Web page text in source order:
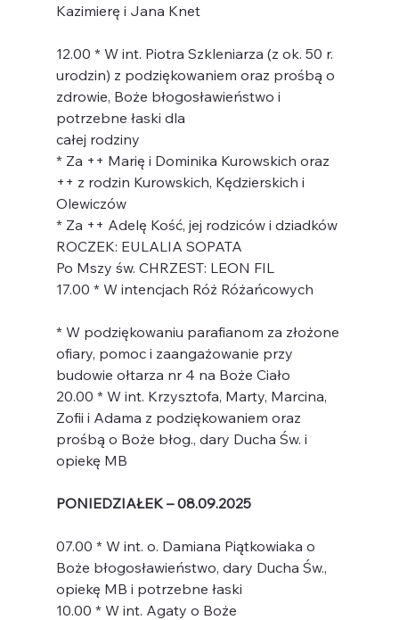
Kazimierę i Jana Knet
12.00 * W int. Piotra Szkleniarza (z ok. 50 r.
urodzin) z podziękowaniem oraz prośbą o
zdrowie, Boże błogosławieństwo i
potrzebne łaski dla
całej rodziny
* Za ++ Marię i Dominika Kurowskich oraz
++ z rodzin Kurowskich, Kędzierskich i
Olewiczów
* Za ++ Adelę Kość, jej rodziców i dziadków
ROCZEK: EULALIA SOPATA
Po Mszy św. CHRZEST: LEON FIL
17.00 * W intencjach Róż Różańcowych
* W podziękowaniu parafianom za złożone
ofiary, pomoc i zaangażowanie przy
budowie ołtarza nr 4 na Boże Ciało
20.00 * W int. Krzysztofa, Marty, Marcina,
Zofii i Adama z podziękowaniem oraz
prośbą o Boże błog., dary Ducha Św. i
opiekę MB
PONIEDZIAŁEK – 08.09.2025
07.00 * W int. o. Damiana Piątkowiaka o
Boże błogosławieństwo, dary Ducha Św.,
opiekę MB i potrzebne łaski
10.00 * W int. Agaty o Boże